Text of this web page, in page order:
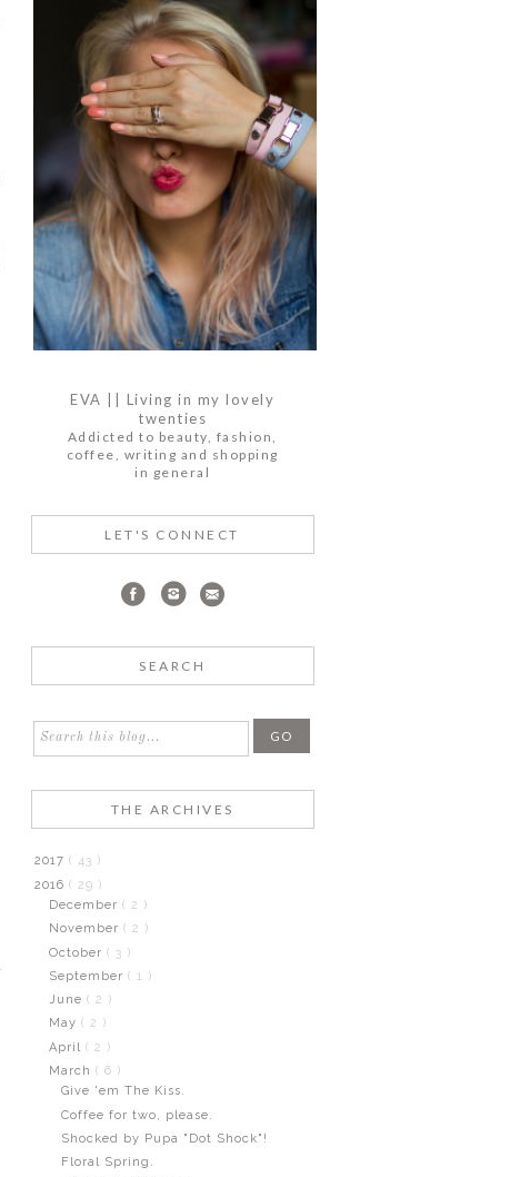
EVA || Living in my lovely
twenties
Addicted to beauty, fashion,
coffee, writing and shopping
in general
LET'S CONNECT
SEARCH
THE ARCHIVES
2017 ( 43 )
2016 ( 29 )
December ( 2 )
November ( 2 )
October ( 3 )
September ( 1 )
June ( 2 )
May ( 2 )
April ( 2 )
March ( 6 )
Give 'em The Kiss.
Coffee for two, please.
Shocked by Pupa "Dot Shock"!
Floral Spring.